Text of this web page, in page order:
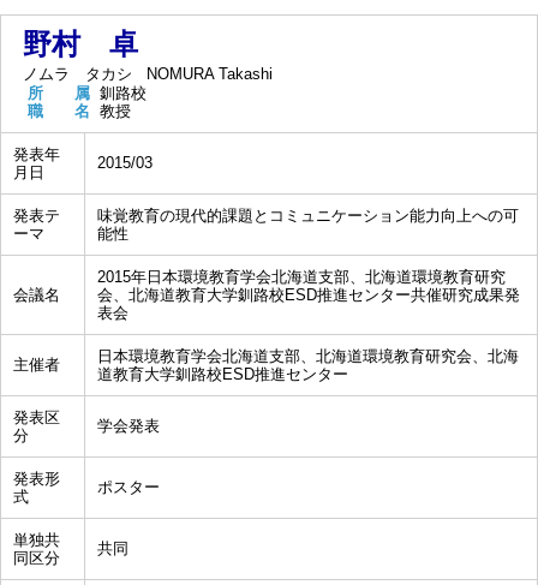
野村 卓
ノムラ タカシ
NOMURA Takashi
所 属 釧路校
職 名 教授
発表年
月日
2015/03
発表テ
ーマ
味覚教育の現代的課題とコミュニケーション能力向上への可
能性
会議名
2015年日本環境教育学会北海道支部、北海道環境教育研究
会、北海道教育大学釧路校ESD推進センター共催研究成果発
表会
主催者
日本環境教育学会北海道支部、北海道環境教育研究会、北海
道教育大学釧路校ESD推進センター
発表区
分
学会発表
発表形
式
ポスター
単独共
同区分
共同